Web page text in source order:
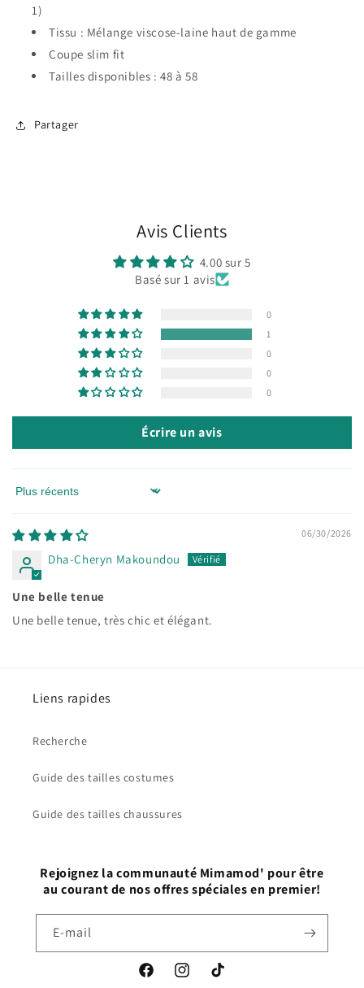
1)
Tissu : Mélange viscose-laine haut de gamme
Coupe slim fit
Tailles disponibles : 48 à 58
Partager
Avis Clients
4.00 sur 5
Basé sur 1 avis
0
1
0
0
0
Écrire un avis
Sort by
06/30/2026
Dha-Cheryn Makoundou
Une belle tenue
Une belle tenue, très chic et élégant.
Liens rapides
Recherche
Guide des tailles costumes
Guide des tailles chaussures
Rejoignez la communauté Mimamod' pour être
au courant de nos offres spéciales en premier!
E-mail
FacebookInstagramTikTok